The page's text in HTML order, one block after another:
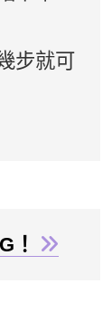
步就可
！